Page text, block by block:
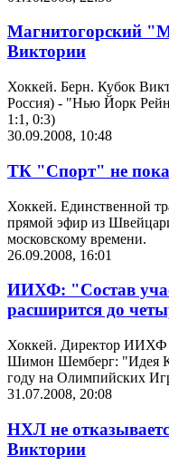
Магнитогорский
Виктории
Хоккей. Берн. Кубок
Россия) - "Нью Йорк
1:1, 0:3)
30.09.2008, 10:48
ТК "Спорт" не
Хоккей. Единственной
прямой эфир из
московскому времени.
26.09.2008, 16:01
ИИХФ: "Состав
расширится до
Хоккей. Директор ИИХФ
Шимон Шемберг: "Идея
году на Олимпийских
31.07.2008, 20:08
НХЛ не
Виктории